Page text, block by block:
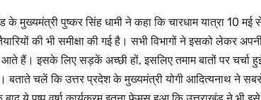
के मुख्यमंत्री पुष्कर सिंह धामी ने कहा कि चारधाम यात्रा 10
की भी समीक्षा की गई है। सभी विभागों ने इसको लेकर
हैं। इसके लिए सड़कें अच्छी हों, इसलिए तमाम बातों पर चर्चा
बताते चलें कि उत्तर प्रदेश के मुख्यमंत्री योगी आदित्यनाथ ने